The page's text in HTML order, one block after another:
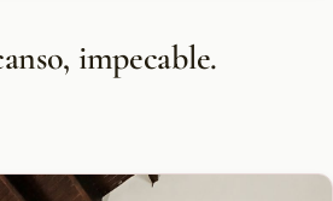
impecable.